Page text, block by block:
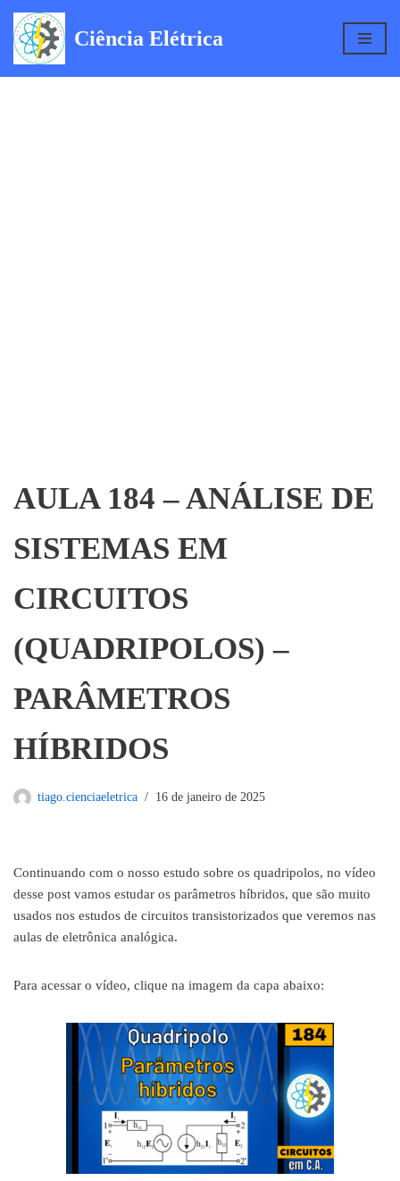
Pular
Ciência Elétrica
AULA 184 – ANÁLISE DE
SISTEMAS EM
CIRCUITOS
(QUADRIPOLOS) –
PARÂMETROS
HÍBRIDOS
tiago.cienciaeletrica 16 de janeiro de 2025
Continuando com o nosso estudo sobre os quadripolos, no vídeo
desse post vamos estudar os parâmetros híbridos, que são muito
usados nos estudos de circuitos transistorizados que veremos nas
aulas de eletrônica analógica.
Para acessar o vídeo, clique na imagem da capa abaixo: